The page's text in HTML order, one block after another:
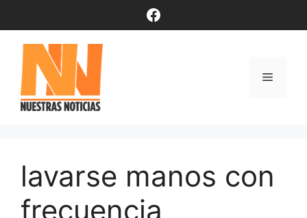
contenido
Facebook
Menú
lavarse manos con
frecuencia